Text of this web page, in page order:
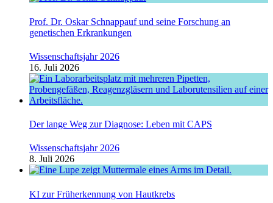
Prof. Dr. Oskar Schnappauf und seine Forschung an
genetischen Erkrankungen
Wissenschaftsjahr 2026
16. Juli 2026
Der lange Weg zur Diagnose: Leben mit CAPS
Wissenschaftsjahr 2026
8. Juli 2026
KI zur Früherkennung von Hautkrebs